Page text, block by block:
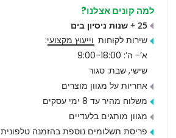
למה קונים אצלנו?
25 + שנות ניסיון בים
שירות לקוחות וייעוץ מקצועי:
א’- ה’: 9:00-18:00
שישי, שבת: סגור
אחריות על מגוון מוצרים
משלוח מהיר עד 8 ימי עסקים
מגוון מותגים בלעדיים
פריסת תשלומים נוספת בהזמנה טלפונית